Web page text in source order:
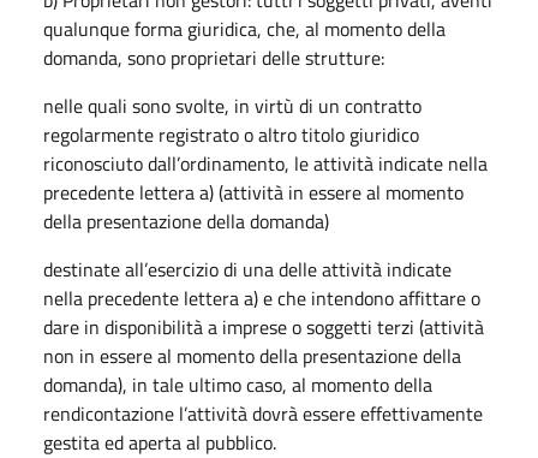
qualunque forma giuridica, che, al momento della
domanda, sono proprietari delle strutture:
nelle quali sono svolte, in virtù di un contratto
regolarmente registrato o altro titolo giuridico
riconosciuto dall’ordinamento, le attività indicate nella
precedente lettera a) (attività in essere al momento
della presentazione della domanda)
destinate all’esercizio di una delle attività indicate
nella precedente lettera a) e che intendono affittare o
dare in disponibilità a imprese o soggetti terzi (attività
non in essere al momento della presentazione della
domanda), in tale ultimo caso, al momento della
rendicontazione l’attività dovrà essere effettivamente
gestita ed aperta al pubblico.